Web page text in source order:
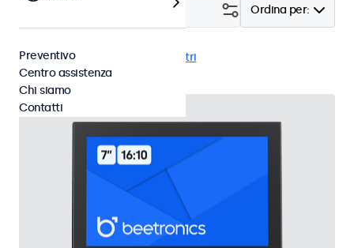
Ordina per:
RCA EN60601 Cancella i filtri
Preventivo
Centro assistenza
Chi siamo
Contatti